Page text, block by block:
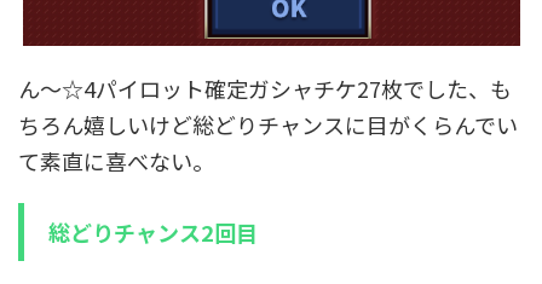
ん～☆4パイロット確定ガシャチケ27枚でした、も
ちろん嬉しいけど総どりチャンスに目がくらんでい
て素直に喜べない。
総どりチャンス2回目